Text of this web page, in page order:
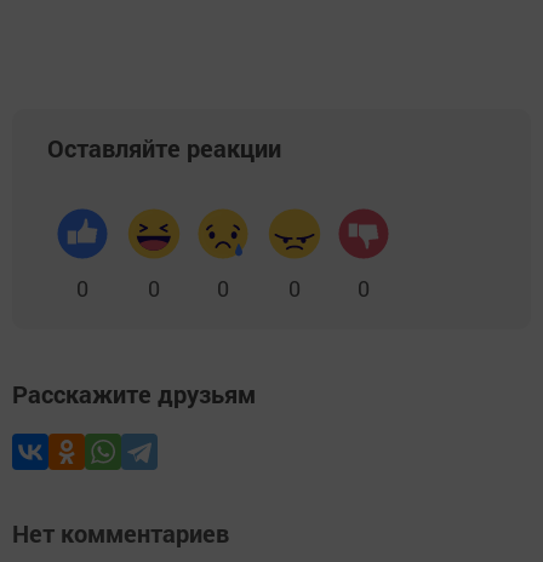
Оставляйте реакции
0 0 0 0 0
Расскажите друзьям
Нет комментариев